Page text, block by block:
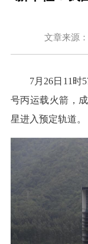
文章来源
7月26日11时
号丙运载火箭，
星进入预定轨道。